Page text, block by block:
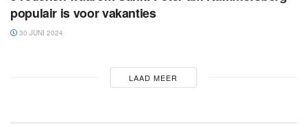
populair is voor vakanties
30 JUNI 2024
LAAD MEER